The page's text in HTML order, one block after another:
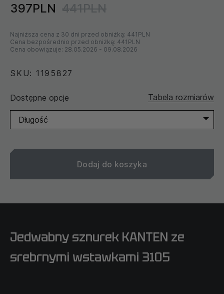
397PLN 441PLN
Najniższa cena z 30 dni przed obniżką: 441PLN
Cena bezpośrednio przed obniżką: 441PLN
Cena obowiązuje: 28.05.2026 - 09.08.2026
SKU: 1195827
Dostępne opcje Tabela rozmiarów
Długość
Dodaj do koszyka
Jedwabny sznurek KANTEN ze
srebrnymi wstawkami 3105